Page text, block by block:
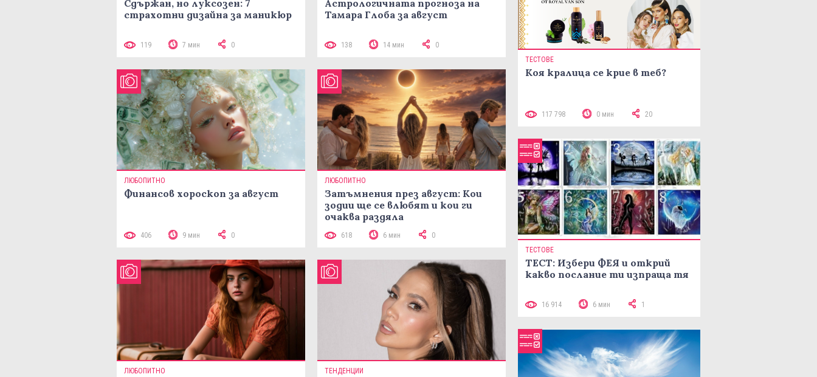
Сдържан, но луксозен: 7
страхотни дизайна за маникюр
119 7 мин 0
Астрологичната прогноза на
Тамара Глоба за август
138 14 мин 0
ЛЮБОПИТНО
Финансов хороскоп за август
406 9 мин 0
ЛЮБОПИТНО
Затъмнения през август: Кои
зодии ще се влюбят и кои ги
очаква раздяла
618 6 мин 0
ЛЮБОПИТНО ТЕНДЕНЦИИ
ТЕСТОВЕ
Коя кралица се крие в теб?
117 798 0 мин 20
ТЕСТОВЕ
ТЕСТ: Избери ФЕЯ и открий
какво послание ти изпраща тя
16 914 6 мин 1